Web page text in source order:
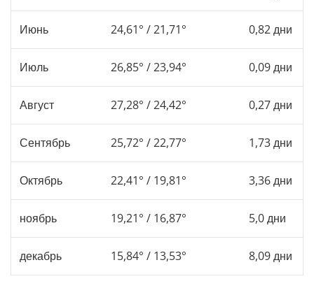
Июнь 24,61° / 21,71° 0,82 дни
Июль 26,85° / 23,94° 0,09 дни
Август 27,28° / 24,42° 0,27 дни
Сентябрь 25,72° / 22,77° 1,73 дни
Октябрь 22,41° / 19,81° 3,36 дни
ноябрь 19,21° / 16,87° 5,0 дни
декабрь 15,84° / 13,53° 8,09 дни